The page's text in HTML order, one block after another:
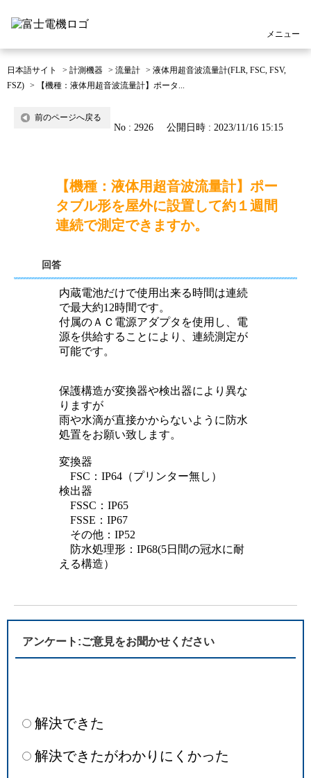
メニュー
日本語サイト > 計測機器 > 流量計 > 液体用超音波流量計(FLR, FSC, FSV,
FSZ) > 【機種：液体用超音波流量計】ポータ...
前のページへ戻る
No : 2926 公開日時 : 2023/11/16 15:15
【機種：液体用超音波流量計】ポー
タブル形を屋外に設置して約１週間
連続で測定できますか。
回答
内蔵電池だけで使用出来る時間は連続
で最大約12時間です。
付属のＡＣ電源アダプタを使用し、電
源を供給することにより、連続測定が
可能です。
保護構造が変換器や検出器により異な
りますが
雨や水滴が直接かからないように防水
処置をお願い致します。
変換器
FSC：IP64（プリンター無し）
検出器
FSSC：IP65
FSSE：IP67
その他：IP52
防水処理形：IP68(5日間の冠水に耐
える構造）
アンケート:ご意見をお聞かせください
解決できた
解決できたがわかりにくかった